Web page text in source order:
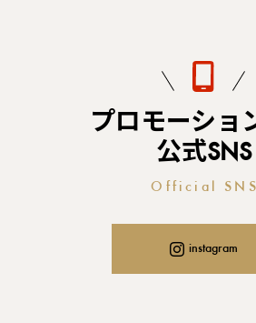
プロモーショ
公式SNS
Official SNS
instagram